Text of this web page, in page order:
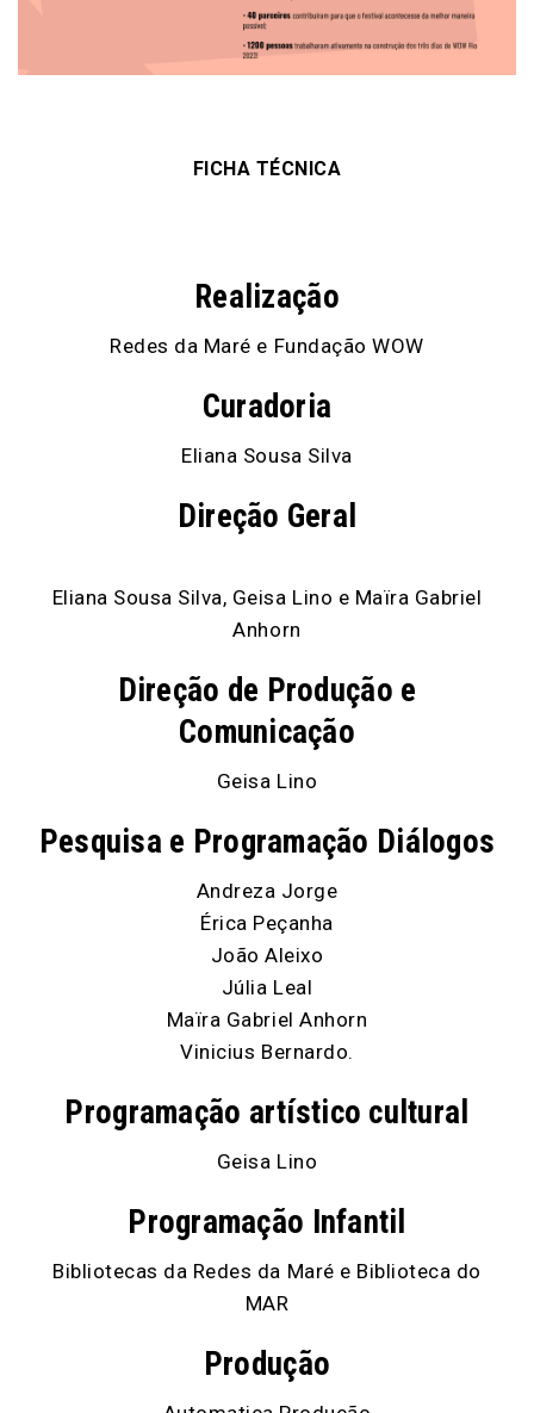
FICHA TÉCNICA
Realização
Redes da Maré e Fundação WOW
Curadoria
Eliana Sousa Silva
Direção Geral
Eliana Sousa Silva, Geisa Lino e Maïra Gabriel
Anhorn
Direção de Produção e
Comunicação
Geisa Lino
Pesquisa e Programação Diálogos
Andreza Jorge
Érica Peçanha
João Aleixo
Júlia Leal
Maïra Gabriel Anhorn
Vinicius Bernardo.
Programação artístico cultural
Geisa Lino
Programação Infantil
Bibliotecas da Redes da Maré e Biblioteca do
MAR
Produção